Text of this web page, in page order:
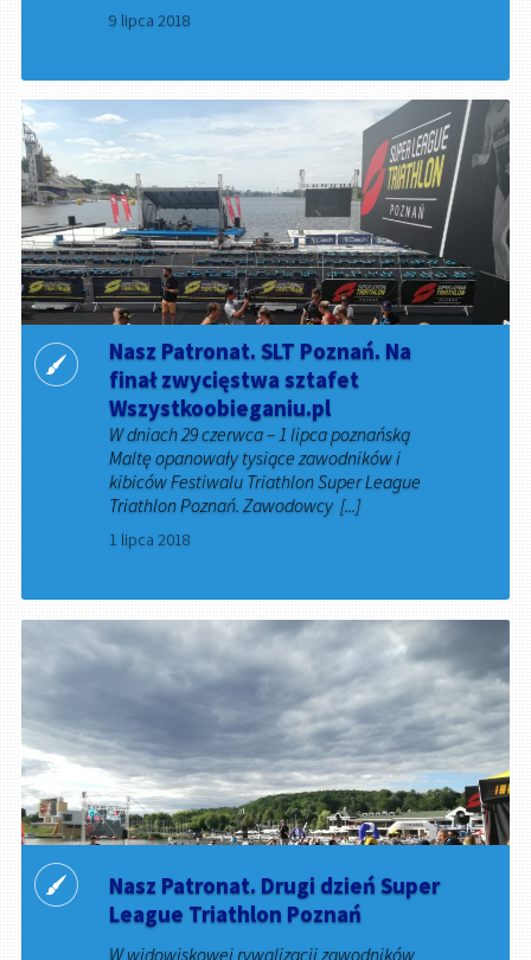
9 lipca 2018
Nasz Patronat. SLT Poznań. Na
finał zwycięstwa sztafet
Wszystkoobieganiu.pl
W dniach 29 czerwca – 1 lipca poznańską
Maltę opanowały tysiące zawodników i
kibiców Festiwalu Triathlon Super League
Triathlon Poznań. Zawodowcy [...]
1 lipca 2018
Nasz Patronat. Drugi dzień Super
League Triathlon Poznań
W widowiskowej rywalizacji zawodników